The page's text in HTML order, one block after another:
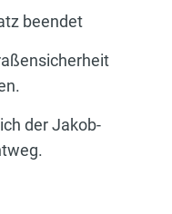
beendet
der Jakob-